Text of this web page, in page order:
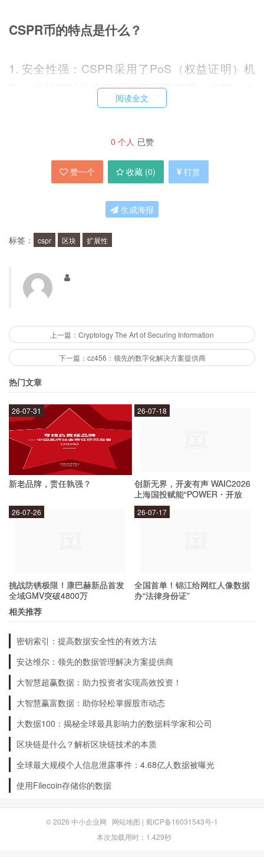
CSPR币的特点是什么？
1. 安全性强：CSPR采用了PoS（权益证明）机
制，代替了以往的PoW（工作量证明）机制，大
幅度降低了网络攻击的风险。
2. 交易速度快：CSPR的交易速度极快，每秒能够
处理数百笔交易。
3. 扩展性好：CSPR采用了“分片技术”，可以将区
块链按照一定的规则分成多个片段，提高了网络的
扩展性。
4. 绿色环保：相比于比特币等主流数字货币，
CSPR的能源消耗量非常低，因此被认为是一种绿
CSPR币的价值在哪里？
者可以通过购买CSPR币来获得资产增值的机会。
2. 支付工具：CSPR币可以作为支付工具，可以在
很多商家和交易所中使用，方便快捷。
3. 社区价值：CSPR币的社区非常活跃，社区成员
4. 技术价值：CSPR币采用了先进的PoS机制和分
片技术，具有很高的技术含量和创新性，因此也被
如何获取CSPR币？
1. 交易所购买：目前，很多数字货币交易所都支
持CSPR的交易，投资者可以通过交易所购买
CSPR币。
2. 挖矿获取：CSPR采用了PoS机制，可以通
CSPR的挖矿方式。
阅读全文
0 个人 已赞
赞一个 收藏 (0) 打赏
生成海报
标签： cspr 区块 扩展性
上一篇：Cryptology The Art of Securing Information
下一篇：cz456：领先的数字化解决方案提供商
热门文章
新老品牌，责任孰强？
26-07-31
创新无界，开麦有声 WAIC2026
上海国投赋能“POWER・开放
麦”专场成功举办
26-07-18
挑战防锈极限！康巴赫新品首发
全域GMV突破4800万
26-07-26
全国首单！锦江给网红人像数据
办“法律身份证”
26-07-17
相关推荐
密钥索引：提高数据安全性的有效方法
安达维尔：领先的数据管理解决方案提供商
大智慧超赢数据：助力投资者实现高效投资！
大智慧赢富数据：助你轻松掌握股市动态
大数据100：揭秘全球最具影响力的数据科学家和公司
区块链是什么？解析区块链技术的本质
全球最大规模个人信息泄露事件：4.68亿人数据被曝光
使用Filecoin存储你的数据
© 2026 中小企业网 网站地图 | 蜀ICP备16031543号-1
本次加载用时：1.429秒